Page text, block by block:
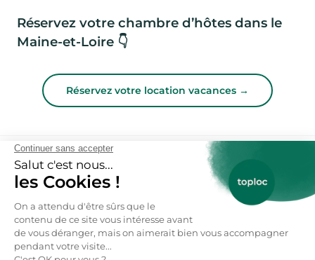
Réservez votre chambre d’hôtes dans le
Maine-et-Loire 👇
Réservez votre location vacances →
FAQ : Tout savoir sur les chambres d’hôtes
et B&B Maine-et-Loire
Quelles sont les meilleures destinations